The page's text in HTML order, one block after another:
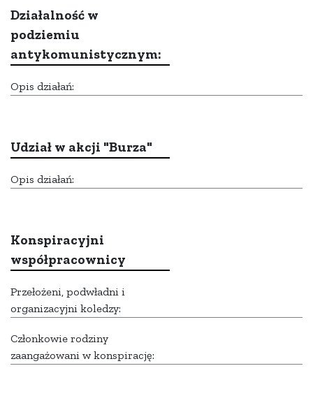
Działalność w
podziemiu
antykomunistycznym:
Opis działań:
Udział w akcji "Burza"
Opis działań:
Konspiracyjni
współpracownicy
Przełożeni, podwładni i
organizacyjni koledzy:
Członkowie rodziny
zaangażowani w konspirację: